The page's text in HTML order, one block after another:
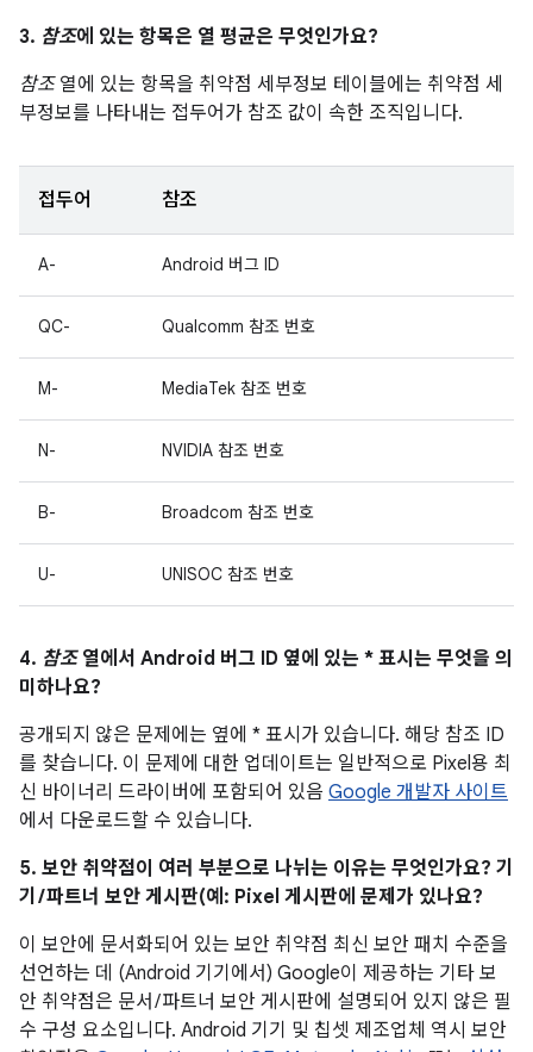
3. 참조에 있는 항목은 열 평균은 무엇인가요?
참조열에 있는 항목을 취약점 세부정보 테이블에는 취약점 세
부정보를 나타내는 접두어가 참조 값이 속한 조직입니다.
접두어 참조
A- Android 버그 ID
QC- Qualcomm 참조 번호
M- MediaTek 참조 번호
N- NVIDIA 참조 번호
B- Broadcom 참조 번호
U- UNISOC 참조 번호
4. 참조열에서 Android 버그 ID 옆에 있는 * 표시는 무엇을 의
미하나요?
공개되지 않은 문제에는 옆에 * 표시가 있습니다. 해당 참조 ID
를 찾습니다. 이 문제에 대한 업데이트는 일반적으로 Pixel용 최
신 바이너리 드라이버에 포함되어 있음 Google 개발자 사이트
에서 다운로드할 수 있습니다.
5. 보안 취약점이 여러 부분으로 나뉘는 이유는 무엇인가요? 기
기 / 파트너 보안 게시판(예: Pixel 게시판에 문제가 있나요?
이 보안에 문서화되어 있는 보안 취약점 최신 보안 패치 수준을
선언하는 데 (Android 기기에서) Google이 제공하는 기타 보
안 취약점은 문서 / 파트너 보안 게시판에 설명되어 있지 않은 필
수 구성 요소입니다. Android 기기 및 칩셋 제조업체 역시 보안